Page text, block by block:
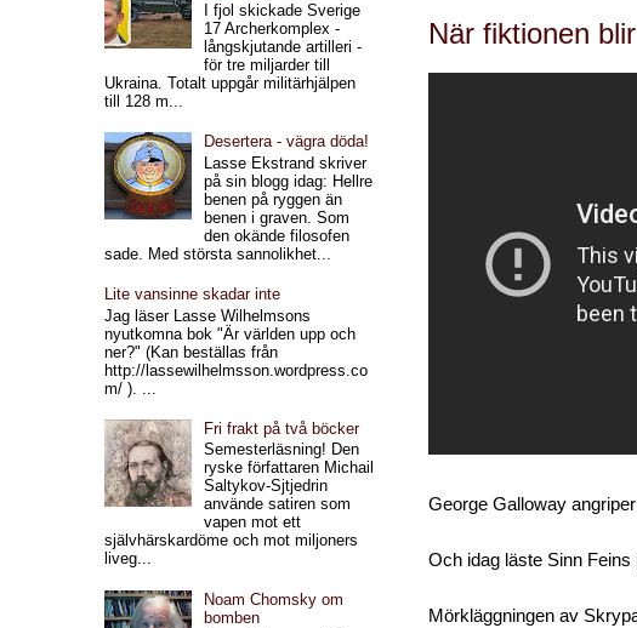
När fiktionen
George Galloway
Och idag läste Sinn
Mörkläggningen av
I fjol skickade Sverige
17 Archerkomplex -
långskjutande artilleri -
för tre miljarder till
Ukraina. Totalt uppgår militärhjälpen
till 128 m...
Desertera - vägra döda!
Lasse Ekstrand skriver
på sin blogg idag: Hellre
benen på ryggen än
benen i graven. Som
den okände filosofen
sade. Med största sannolikhet...
Lite vansinne skadar inte
Jag läser Lasse Wilhelmsons
nyutkomna bok "Är världen upp och
ner?" (Kan beställas från
http://lassewilhelmsson.wordpress.co
m/ ). ...
Fri frakt på två böcker
Semesterläsning! Den
ryske författaren Michail
Saltykov-Sjtjedrin
använde satiren som
vapen mot ett
självhärskardöme och mot miljoners
liveg...
Noam Chomsky om
bomben